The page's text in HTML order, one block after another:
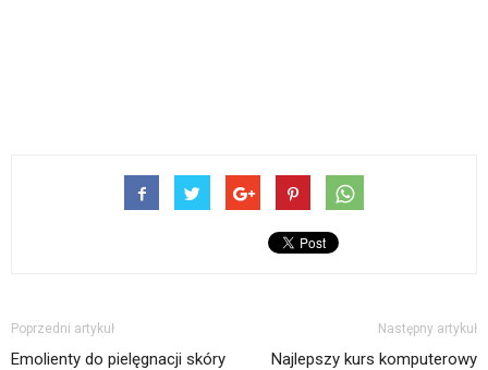
Poprzedni artykuł
Emolienty do pielęgnacji skóry
Następny artykuł
Najlepszy kurs komputerowy